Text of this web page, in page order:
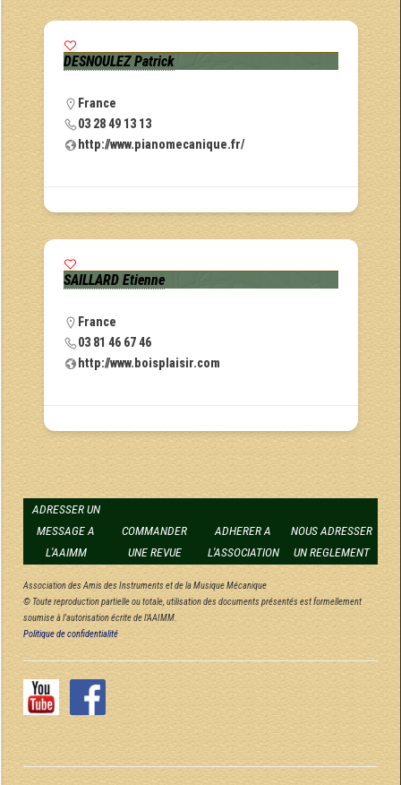
DESNOULEZ Patrick
France
03 28 49 13 13
http://www.pianomecanique.fr/
SAILLARD Etienne
France
03 81 46 67 46
http://www.boisplaisir.com
ADRESSER UN
MESSAGE A
L'AAIMM
COMMANDER
UNE REVUE
ADHERER A
L'ASSOCIATION
NOUS ADRESSER
UN REGLEMENT
Association des Amis des Instruments et de la Musique Mécanique
© Toute reproduction partielle ou totale, utilisation des documents présentés est formellement
soumise à l'autorisation écrite de l'AAIMM.
Politique de confidentialité